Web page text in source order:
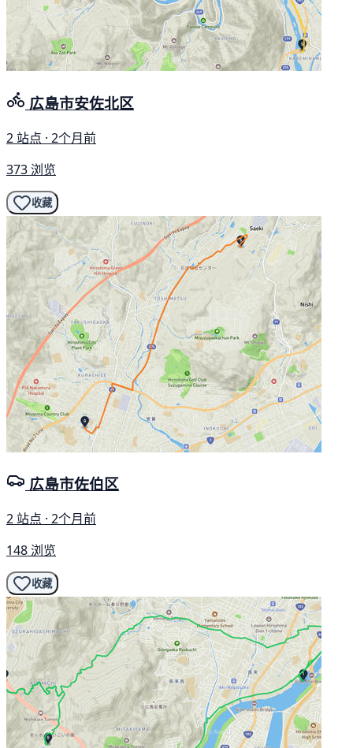
広島市安佐北区
2 站点 · 2个月前
373 浏览
收藏
広島市佐伯区
2 站点 · 2个月前
148 浏览
收藏